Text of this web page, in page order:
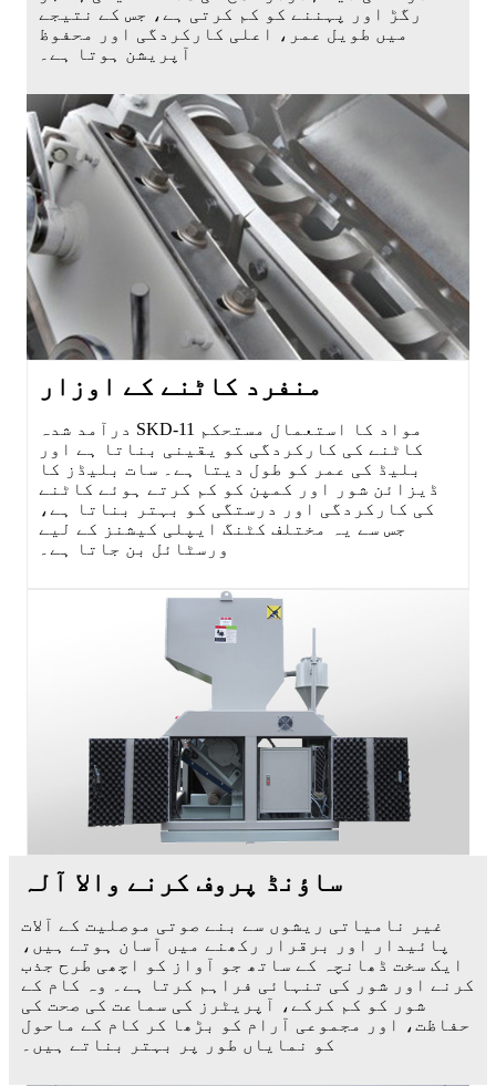
رگڑ اور پہننے کو کم کرتی ہے، جس کے نتیجے
میں طویل عمر، اعلی کارکردگی اور محفوظ
آپریشن ہوتا ہے۔
منفرد کاٹنے کے اوزار
درآمد شدہ SKD-11 مواد کا استعمال مستحکم
کاٹنے کی کارکردگی کو یقینی بناتا ہے اور
بلیڈ کی عمر کو طول دیتا ہے۔ سات بلیڈز کا
ڈیزائن شور اور کمپن کو کم کرتے ہوئے کاٹنے
کی کارکردگی اور درستگی کو بہتر بناتا ہے،
جس سے یہ مختلف کٹنگ ایپلی کیشنز کے لیے
ورسٹائل بن جاتا ہے۔
ساؤنڈ پروف کرنے والا آلہ
غیر نامیاتی ریشوں سے بنے صوتی موصلیت کے آلات
پائیدار اور برقرار رکھنے میں آسان ہوتے ہیں،
ایک سخت ڈھانچہ کے ساتھ جو آواز کو اچھی طرح جذب
کرنے اور شور کی تنہائی فراہم کرتا ہے۔ وہ کام کے
شور کو کم کرکے، آپریٹرز کی سماعت کی صحت کی
حفاظت، اور مجموعی آرام کو بڑھا کر کام کے ماحول
کو نمایاں طور پر بہتر بناتے ہیں۔